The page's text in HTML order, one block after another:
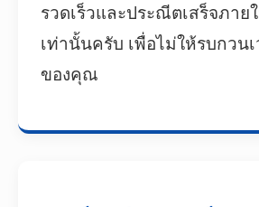
รวดเร็วและประณีตเสร็จภาย
เท่านั้นครับ เพื่อไม่ให้รบกวน
ของคุณ